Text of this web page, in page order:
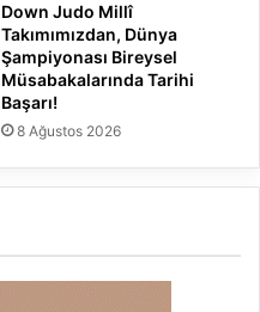
Down Judo Millî
Takımımızdan, Dünya
Şampiyonası Bireysel
Müsabakalarında Tarihi
Başarı!
8 Ağustos 2026